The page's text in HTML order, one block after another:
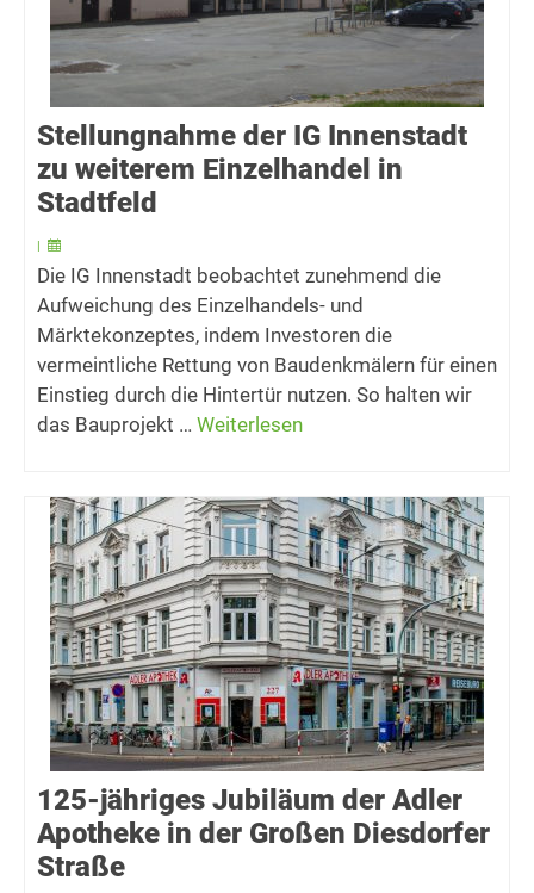
Stellungnahme der IG Innenstadt
zu weiterem Einzelhandel in
Stadtfeld
|
Die IG Innenstadt beobachtet zunehmend die
Aufweichung des Einzelhandels- und
Märktekonzeptes, indem Investoren die
vermeintliche Rettung von Baudenkmälern für einen
Einstieg durch die Hintertür nutzen. So halten wir
das Bauprojekt … Weiterlesen
125-jähriges Jubiläum der Adler
Apotheke in der Großen Diesdorfer
Straße